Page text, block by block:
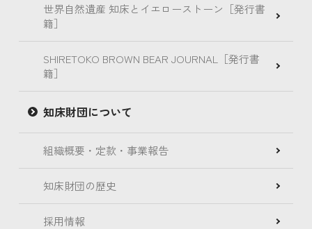
世界自然遺産 知床とイエローストーン［発行書
籍］
SHIRETOKO BROWN BEAR JOURNAL［発行書
籍］
知床財団について
組織概要・定款・事業報告
知床財団の歴史
採用情報